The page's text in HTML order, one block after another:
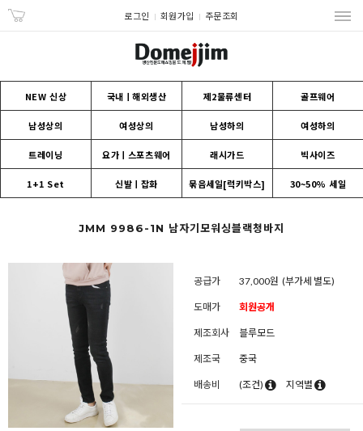
로그인 회원가입 주문조회
NEW 신상 국내ㅣ해외생산 제2물류센터 골프웨어
남성상의 여성상의 남성하의 여성하의
트레이닝 요가ㅣ스포츠웨어 래시가드 빅사이즈
1+1 Set 신발ㅣ잡화 묶음세일[럭키박스] 30~50% 세일
JMM 9986-1N 남자기모워싱블랙청바지
공급가 37,000원 (부가세 별도)
도매가 회원공개
제조회사 블루모드
제조국 중국
배송비 (조건) 지역별